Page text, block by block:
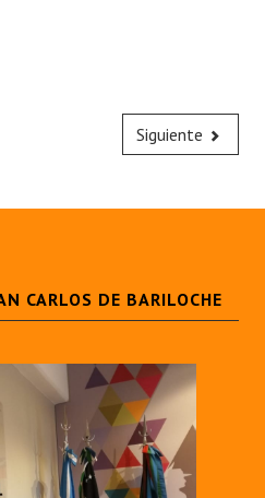
Siguiente
CARLOS DE BARILOCHE